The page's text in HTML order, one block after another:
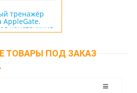
тренажёр
AppleGate.
конструкция
мыщц.
педалями 15
ТОВАРЫ ПОД ЗАКАЗ